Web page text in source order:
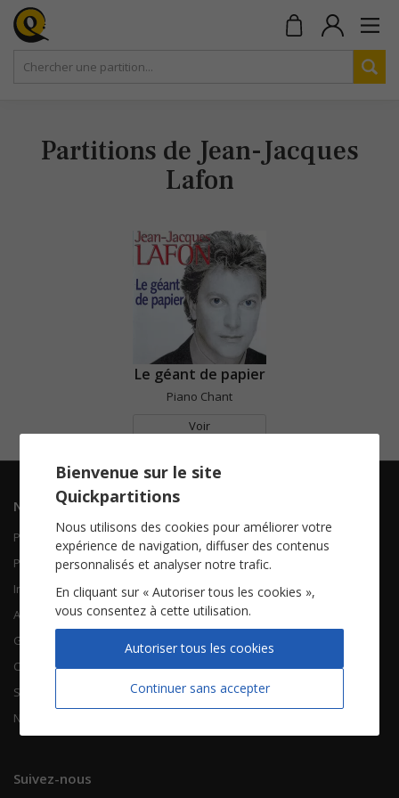
Partitions de Jean-Jacques
Lafon
Le géant de papier
Piano Chant
Voir
Navigation
Piano Chant
Piano Solo
Instruments solistes
Accordéon
Guitare
Chorales
Songbooks
Nouvelles partitions
Contactez-nous
Qui sommes-nous
FAQ
À propos
CGV
Mentions légales
Suivez-nous
Bienvenue sur le site
Quickpartitions
Nous utilisons des cookies pour améliorer votre
expérience de navigation, diffuser des contenus
personnalisés et analyser notre trafic.
En cliquant sur « Autoriser tous les cookies »,
vous consentez à cette utilisation.
Continuer sans accepter
Autoriser tous les cookies